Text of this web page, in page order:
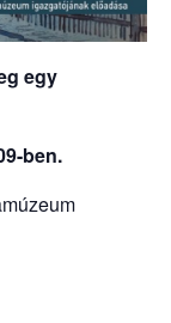
egy
ben.